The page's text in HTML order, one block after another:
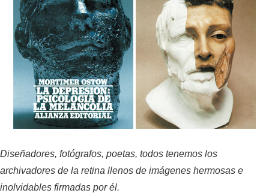
Diseñadores, fotógrafos, poetas, todos tenemos los
archivadores de la retina llenos de imágenes hermosas e
inolvidables firmadas por él.